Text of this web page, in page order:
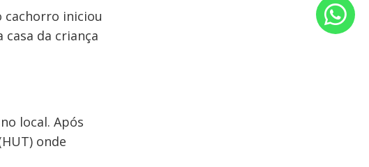
cachorro iniciou
da criança
local. Após
onde